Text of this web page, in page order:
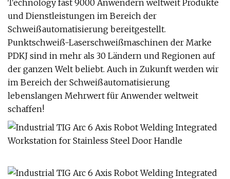
Technology fast 9000 Anwendern weltweit Produkte
und Dienstleistungen im Bereich der
Schweißautomatisierung bereitgestellt.
Punktschweiß-Laserschweißmaschinen der Marke
PDKJ sind in mehr als 30 Ländern und Regionen auf
der ganzen Welt beliebt. Auch in Zukunft werden wir
im Bereich der Schweißautomatisierung
lebenslangen Mehrwert für Anwender weltweit
schaffen!